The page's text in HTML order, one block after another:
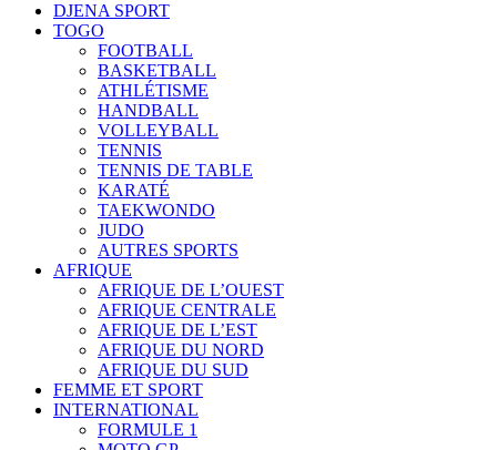
DJENA SPORT
TOGO
FOOTBALL
BASKETBALL
ATHLÉTISME
HANDBALL
VOLLEYBALL
TENNIS
TENNIS DE TABLE
KARATÉ
TAEKWONDO
JUDO
AUTRES SPORTS
AFRIQUE
AFRIQUE DE L’OUEST
AFRIQUE CENTRALE
AFRIQUE DE L’EST
AFRIQUE DU NORD
AFRIQUE DU SUD
FEMME ET SPORT
INTERNATIONAL
FORMULE 1